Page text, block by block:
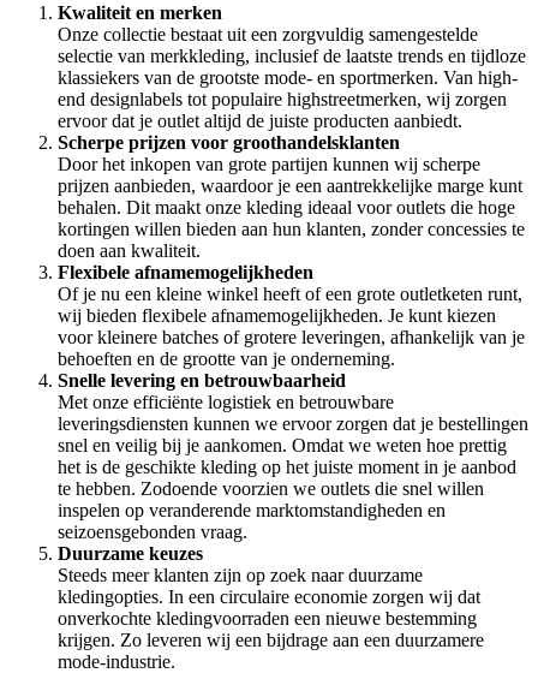
Kwaliteit en merken
Onze collectie bestaat uit een zorgvuldig samengestelde
selectie van merkkleding, inclusief de laatste trends en tijdloze
klassiekers van de grootste mode- en sportmerken. Van high-
end designlabels tot populaire highstreetmerken, wij zorgen
ervoor dat je outlet altijd de juiste producten aanbiedt.
Scherpe prijzen voor groothandelsklanten
Door het inkopen van grote partijen kunnen wij scherpe
prijzen aanbieden, waardoor je een aantrekkelijke marge kunt
behalen. Dit maakt onze kleding ideaal voor outlets die hoge
kortingen willen bieden aan hun klanten, zonder concessies te
doen aan kwaliteit.
Flexibele afnamemogelijkheden
Of je nu een kleine winkel heeft of een grote outletketen runt,
wij bieden flexibele afnamemogelijkheden. Je kunt kiezen
voor kleinere batches of grotere leveringen, afhankelijk van je
behoeften en de grootte van je onderneming.
Snelle levering en betrouwbaarheid
Met onze efficiënte logistiek en betrouwbare
leveringsdiensten kunnen we ervoor zorgen dat je bestellingen
snel en veilig bij je aankomen. Omdat we weten hoe prettig
het is de geschikte kleding op het juiste moment in je aanbod
te hebben. Zodoende voorzien we outlets die snel willen
inspelen op veranderende marktomstandigheden en
seizoensgebonden vraag.
Duurzame keuzes
Steeds meer klanten zijn op zoek naar duurzame
kledingopties. In een circulaire economie zorgen wij dat
onverkochte kledingvoorraden een nieuwe bestemming
krijgen. Zo leveren wij een bijdrage aan een duurzamere
mode-industrie.